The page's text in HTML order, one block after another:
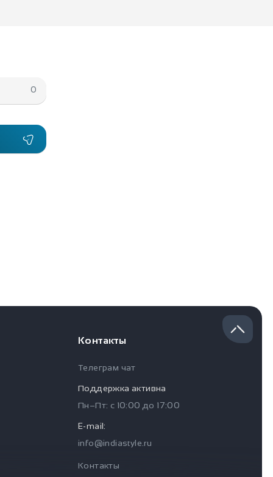
0
Контакты
Телеграм чат
Поддержка активна
Пн–Пт: с 10:00 до 17:00
E-mail:
info@indiastyle.ru
Контакты